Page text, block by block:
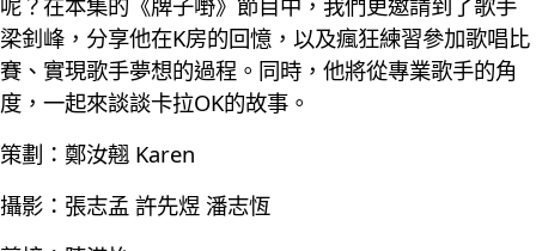
梁釗峰，分享他在K房的回憶，以及瘋狂練習參加歌唱比
賽、實現歌手夢想的過程。同時，他將從專業歌手的角
度，一起來談談卡拉OK的故事。
策劃：鄭汝翹 Karen
攝影：張志孟 許先煜 潘志恆